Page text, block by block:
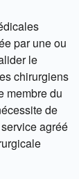
par une ou
le
chirurgiens
membre du
de
agréé